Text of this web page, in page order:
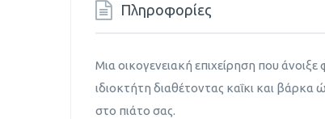
Πληροφορίες
Μια οικογενειακή επιχείρηση που άνοιξε
ιδιοκτήτη διαθέτοντας καΐκι και
στο πιάτο σας.